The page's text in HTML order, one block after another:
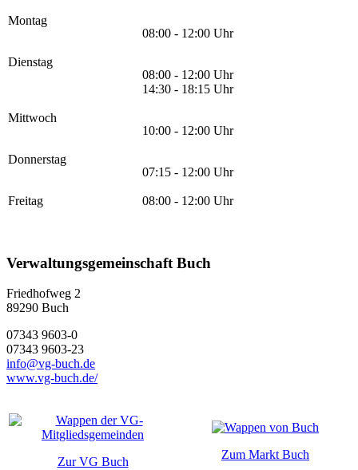
Montag
08:00 - 12:00 Uhr
Dienstag
08:00 - 12:00 Uhr
14:30 - 18:15 Uhr
Mittwoch
10:00 - 12:00 Uhr
Donnerstag
07:15 - 12:00 Uhr
Freitag 08:00 - 12:00 Uhr
Verwaltungsgemeinschaft Buch
Friedhofweg 2
89290 Buch
07343 9603-0
07343 9603-23
info@vg-buch.de
www.vg-buch.de/
Zur VG Buch
Zum Markt Buch